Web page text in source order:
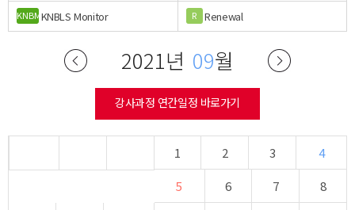
KNBMKNBLS Monitor R Renewal
2021년 09월
강사과정 연간일정 바로가기
1 2 3
4
5
6 7
8